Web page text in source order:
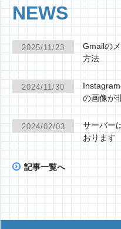
NEWS
2025/11/23
Gmailの
方法
2024/11/30
の画像が
2024/02/03
サーバー
おります
記事一覧へ